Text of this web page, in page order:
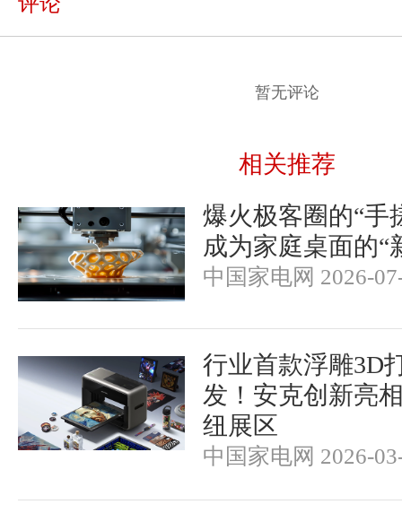
暂无评论
相关推荐
爆火极客圈的“手
成为家庭桌面的“
中国家电网 2026-
行业首款浮雕3D
发！安克创新亮
纽展区
中国家电网 2026-